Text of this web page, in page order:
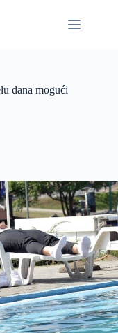
dana mogući